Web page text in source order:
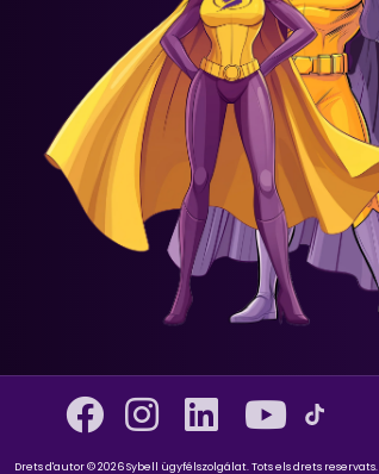
Drets d'autor © 2026 Sybell ügyfélszolgálat. Tots els drets reservats.